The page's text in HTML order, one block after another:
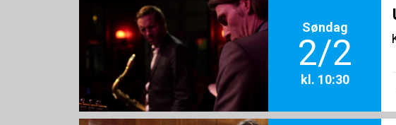
Søndag
2/2
kl. 10:30